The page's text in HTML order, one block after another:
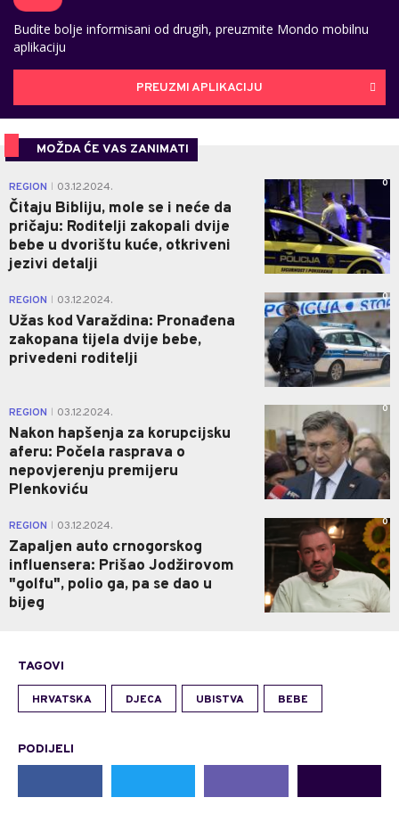
Budite bolje informisani od drugih, preuzmite Mondo mobilnu
aplikaciju
PREUZMI APLIKACIJU
MOŽDA ĆE VAS ZANIMATI
REGION 03.12.2024.
Čitaju Bibliju, mole se i neće da
pričaju: Roditelji zakopali dvije
bebe u dvorištu kuće, otkriveni
jezivi detalji
0
REGION 03.12.2024.
Užas kod Varaždina: Pronađena
zakopana tijela dvije bebe,
privedeni roditelji
0
REGION 03.12.2024.
Nakon hapšenja za korupcijsku
aferu: Počela rasprava o
nepovjerenju premijeru
Plenkoviću
0
REGION 03.12.2024.
Zapaljen auto crnogorskog
influensera: Prišao Jodžirovom
"golfu", polio ga, pa se dao u
bijeg
0
TAGOVI
HRVATSKA DJECA UBISTVA BEBE
PODIJELI